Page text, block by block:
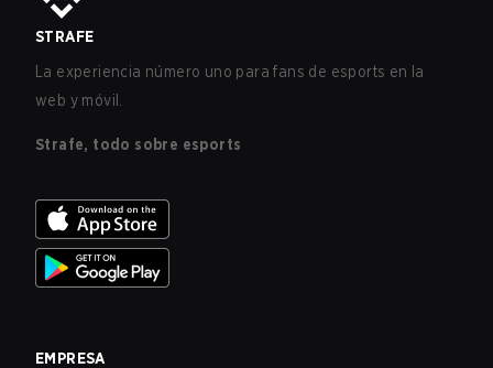
STRAFE
La experiencia número uno para fans de esports en la
web y móvil.
Strafe, todo sobre esports
EMPRESA